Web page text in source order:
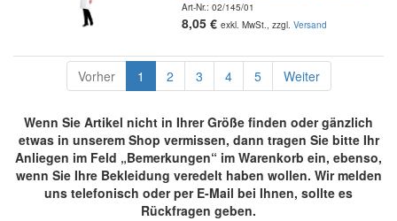
Art-Nr.: 02/145/01
8,05 € exkl. MwSt., zzgl. Versand
Vorher 1 2 3 4 5 Weiter
Wenn Sie Artikel nicht in Ihrer Größe finden oder gänzlich
etwas in unserem Shop vermissen, dann tragen Sie bitte Ihr
Anliegen im Feld „Bemerkungen“ im Warenkorb ein, ebenso,
wenn Sie Ihre Bekleidung veredelt haben wollen. Wir melden
uns telefonisch oder per E-Mail bei Ihnen, sollte es
Rückfragen geben.